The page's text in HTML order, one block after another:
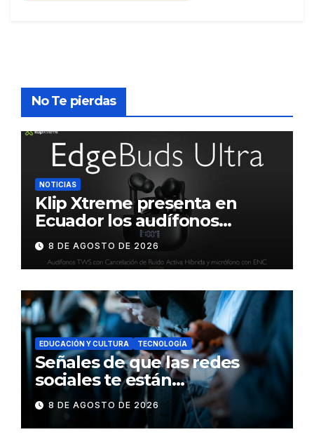
No Te pierdas
NOTICIAS
Klip Xtreme presenta en
Ecuador los audífonos
DynaBuds con sonido
inteligente y control táctil
8 DE AGOSTO DE 2026
EDUCACIÓN Y CULTURA TECNOLOGÍA
Señales de que las redes
sociales te están
consumiendo
8 DE AGOSTO DE 2026